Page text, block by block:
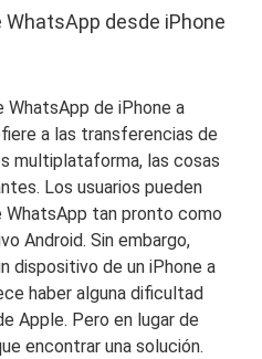
desde iPhone
de iPhone a
a las transferencias de
multiplataforma, las cosas
Los usuarios pueden
tan pronto como
Android. Sin embargo,
dispositivo de un iPhone a
haber alguna dificultad
Apple. Pero en lugar de
encontrar una solución.